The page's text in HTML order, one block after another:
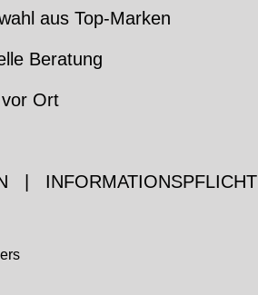
aus Top-Marken
Beratung
Ort
INFORMATIONSPFLICHT